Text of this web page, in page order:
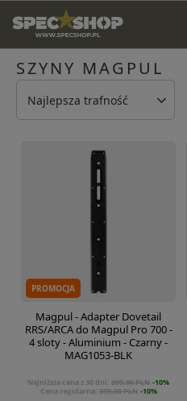
SZYNY MAGPUL
Najlepsza trafność
PROMOCJA
Magpul - Adapter Dovetail
RRS/ARCA do Magpul Pro 700 -
4 sloty - Aluminium - Czarny -
MAG1053-BLK
Najniższa cena z 30 dni: 399,00 PLN -10%
Cena regularna: 399,00 PLN -10%